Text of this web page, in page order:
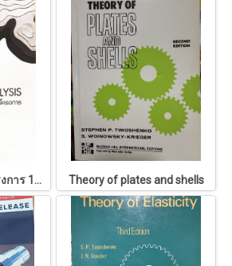
การวิเคราะห์พื้นที่โครงการ 146 Theory of plates and shells